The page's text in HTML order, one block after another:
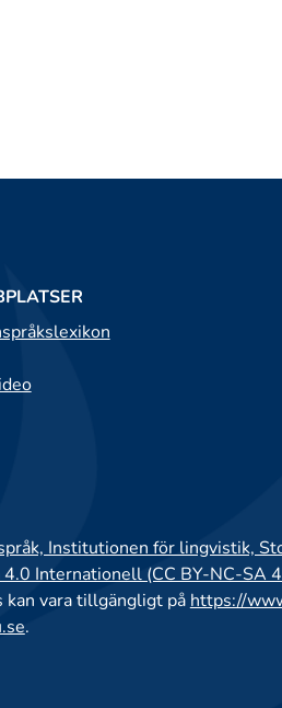
Institutionen för lingvistik,
Internationell (CC BY-NC-SA
vara tillgängligt på https://
.